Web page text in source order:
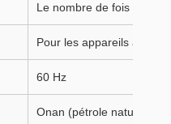
Le nombre de fois où la
Pour les appareils à
60 Hz
Onan (pétrole naturel, air